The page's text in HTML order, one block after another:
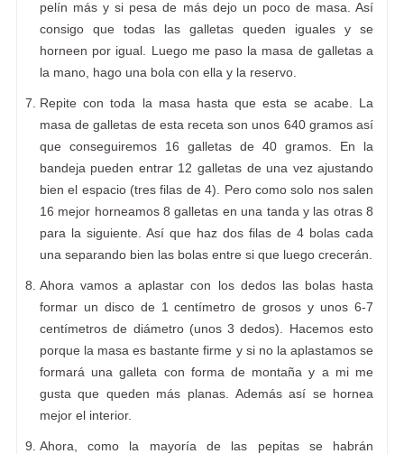
pelín más y si pesa de más dejo un poco de masa. Así
consigo que todas las galletas queden iguales y se
horneen por igual. Luego me paso la masa de galletas a
la mano, hago una bola con ella y la reservo.
Repite con toda la masa hasta que esta se acabe. La
masa de galletas de esta receta son unos 640 gramos así
que conseguiremos 16 galletas de 40 gramos. En la
bandeja pueden entrar 12 galletas de una vez ajustando
bien el espacio (tres filas de 4). Pero como solo nos salen
16 mejor horneamos 8 galletas en una tanda y las otras 8
para la siguiente. Así que haz dos filas de 4 bolas cada
una separando bien las bolas entre si que luego crecerán.
Ahora vamos a aplastar con los dedos las bolas hasta
formar un disco de 1 centímetro de grosos y unos 6-7
centímetros de diámetro (unos 3 dedos). Hacemos esto
porque la masa es bastante firme y si no la aplastamos se
formará una galleta con forma de montaña y a mi me
gusta que queden más planas. Además así se hornea
mejor el interior.
Ahora, como la mayoría de las pepitas se habrán